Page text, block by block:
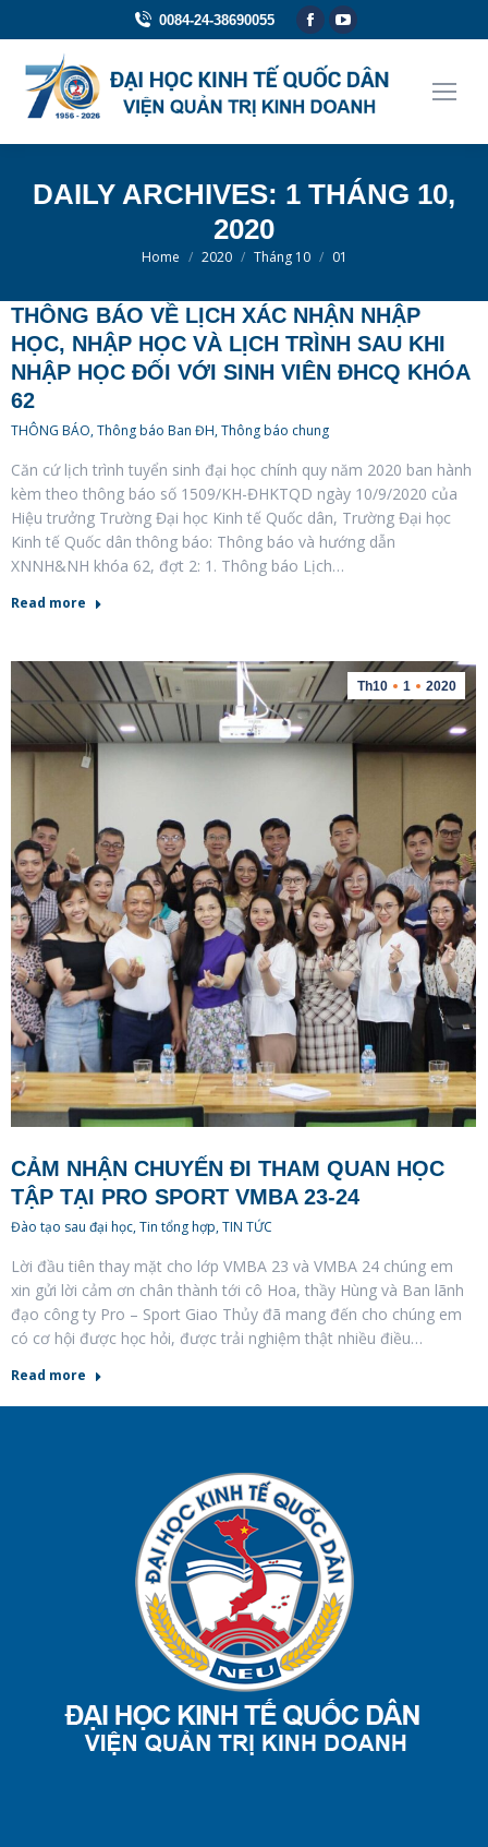
0084-24-38690055
Facebook
opens
in
YouTube
opens
in
DAILY ARCHIVES: 1 THÁNG 10,
2020
You are here:
Home 2020 Tháng 10 01
THÔNG BÁO VỀ LỊCH XÁC NHẬN NHẬP
HỌC, NHẬP HỌC VÀ LỊCH TRÌNH SAU KHI
NHẬP HỌC ĐỐI VỚI SINH VIÊN ĐHCQ KHÓA
62
THÔNG BÁO,Thông báo Ban ĐH,Thông báo chung
Căn cứ lịch trình tuyển sinh đại học chính quy năm 2020 ban hành
kèm theo thông báo số 1509/KH-ĐHKTQD ngày 10/9/2020 của
Hiệu trưởng Trường Đại học Kinh tế Quốc dân, Trường Đại học
Kinh tế Quốc dân thông báo: Thông báo và hướng dẫn
XNNH&NH khóa 62, đợt 2: 1. Thông báo Lịch…
Read more
Th10 1 2020
CẢM NHẬN CHUYẾN ĐI THAM QUAN HỌC
TẬP TẠI PRO SPORT VMBA 23-24
Đào tạo sau đại học,Tin tổng hợp,TIN TỨC
Lời đầu tiên thay mặt cho lớp VMBA 23 và VMBA 24 chúng em
xin gửi lời cảm ơn chân thành tới cô Hoa, thầy Hùng và Ban lãnh
đạo công ty Pro – Sport Giao Thủy đã mang đến cho chúng em
có cơ hội được học hỏi, được trải nghiệm thật nhiều điều…
Read more